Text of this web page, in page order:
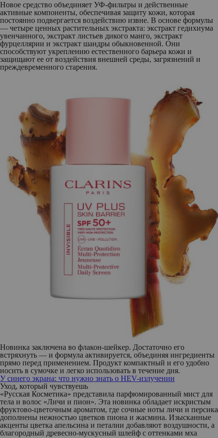
Новое средство объединяет УФ-фильтры и действенные
активные компоненты, обеспечивая защиту кожи, которая
постоянно подвергается воздействию извне. В основе формулы
— четыре ценных растительных экстракта: экстракт гедихиума
увенчанного, экстракт листьев дикого манго, экстракт
фурцеллярии и экстракт шандры обыкновенной. Они
способствуют укреплению естественного барьера кожи и
защищают ее от воздействия внешней среды, загрязнений и
преждевременного старения.
Новинка заключена во флакон-шейкер. Достаточно его
встряхнуть — и формула активируется, объединяя ингредиенты
прямо перед применением. Продукт компактный и его удобно
носить в сумочке и легко использовать в течение дня.
У синего экрана: что нужно знать о HEV-излучении
Уход, который чувствуешь
«Русская Косметика» представила парфюмированный мист для
тела и волос «Личи и пион». Эта новинка обладает искристым
фруктово-цветочным ароматом, где сочные ноты личи и персика
дополнены нежностью цветков пиона и жасмина. Изысканные
акценты цветка апельсина и петалии добавляют воздушности, а
благородный древесно-мускусный шлейф с оттенками мха